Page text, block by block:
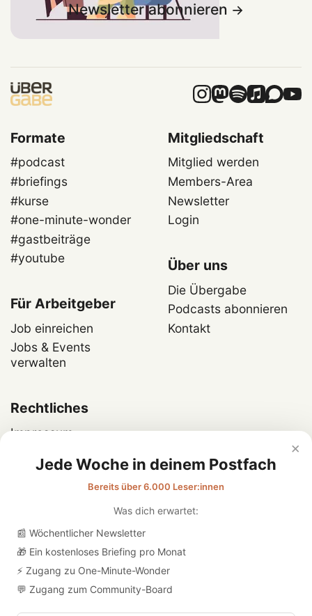
Newsletter abonnieren
Formate
#podcast
#briefings
#kurse
#one-minute-wonder
#gastbeiträge
#youtube
Mitgliedschaft
Mitglied werden
Members-Area
Newsletter
Login
Für Arbeitgeber
Job einreichen
Jobs & Events
verwalten
Über uns
Die Übergabe
Podcasts abonnieren
Kontakt
Rechtliches
Impressum
×
Jede Woche in deinem Postfach
Bereits über 6.000 Leser:innen
Was dich erwartet:
📰 Wöchentlicher Newsletter
🎁 Ein kostenloses Briefing pro Monat
⚡ Zugang zu One-Minute-Wonder
💬 Zugang zum Community-Board